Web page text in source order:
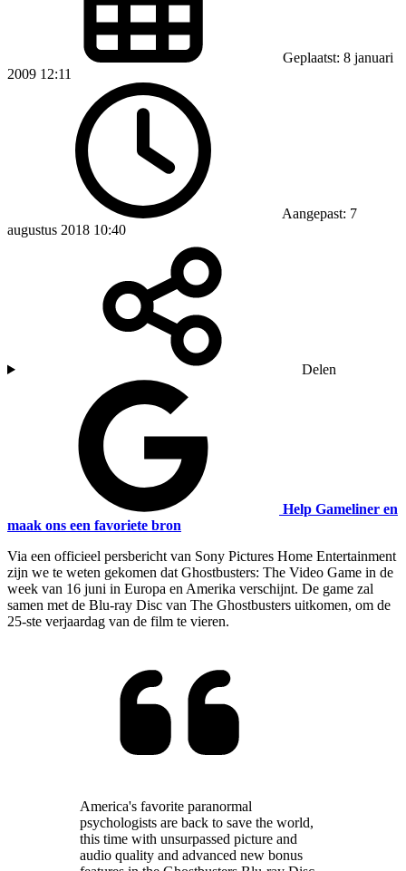
Geplaatst: 8 januari
2009 12:11
Aangepast: 7
augustus 2018 10:40
Delen
Help Gameliner en
maak ons een favoriete bron
Via een officieel persbericht van Sony Pictures Home Entertainment
zijn we te weten gekomen dat Ghostbusters: The Video Game in de
week van 16 juni in Europa en Amerika verschijnt. De game zal
samen met de Blu-ray Disc van The Ghostbusters uitkomen, om de
25-ste verjaardag van de film te vieren.
America's favorite paranormal
psychologists are back to save the world,
this time with unsurpassed picture and
audio quality and advanced new bonus